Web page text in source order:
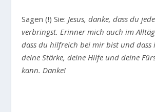
Sagen (!) Sie:Jesus, danke, dass du
verbringst. Erinner mich auch im
dass du hilfreich bei mir bist und dass
deine Stärke, deine Hilfe und deine
kann. Danke!